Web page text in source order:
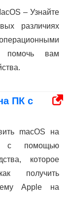
– Узнайте
различиях
помочь вам
ПК с
macOS на
помощью
которое
получить
Apple на